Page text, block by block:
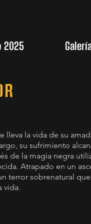
2025
la vida de su
su sufrimiento
de la magia negra
Atrapado en un
terror sobrenatural
vida.